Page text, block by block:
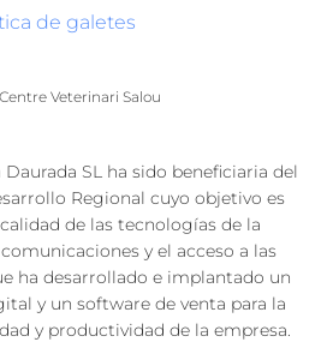
de galetes
Centre Veterinari Salou
SL ha sido beneficiaria del
Regional cuyo objetivo es
de las tecnologías de la
y el acceso a las
ha desarrollado e implantado un
y un software de venta para la
y productividad de la empresa.